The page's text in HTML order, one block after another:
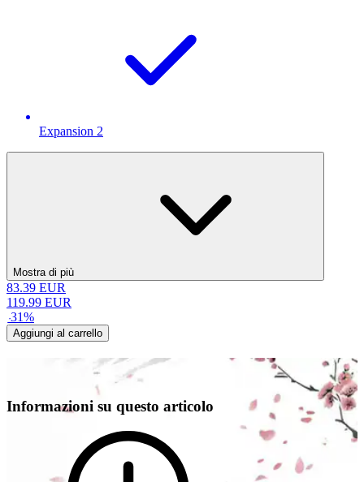
Expansion 2
Mostra di più
83.39 EUR
119.99 EUR
-31%
Aggiungi al carrello
Informazioni su questo articolo